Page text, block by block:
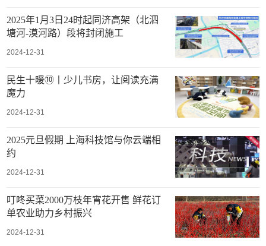
2025年1月3日24时起同济高架（北泗
塘河-漠河路）段将封闭施工
2024-12-31
民生十暖⑩丨少儿书房，让阅读充满
魔力
2024-12-31
2025元旦假期 上海科技馆与你云端相
约
2024-12-31
叮咚买菜2000万枝年宵花开售 鲜花订
单农业助力乡村振兴
2024-12-31